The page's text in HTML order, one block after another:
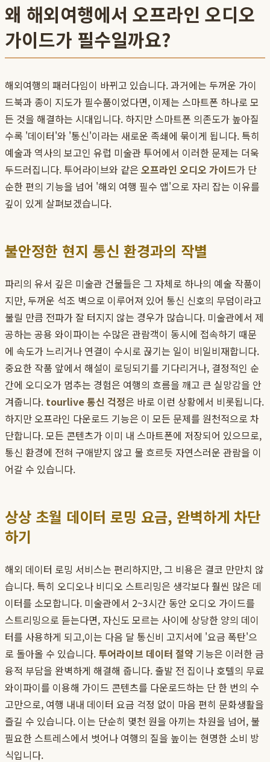
왜 해외여행에서 오프라인 오디오
가이드가 필수일까요?
해외여행의 패러다임이 바뀌고 있습니다. 과거에는 두꺼운 가이
드북과 종이 지도가 필수품이었다면, 이제는 스마트폰 하나로 모
든 것을 해결하는 시대입니다. 하지만 스마트폰 의존도가 높아질
수록 '데이터'와 '통신'이라는 새로운 족쇄에 묶이게 됩니다. 특히
예술과 역사의 보고인 유럽 미술관 투어에서 이러한 문제는 더욱
두드러집니다. 투어라이브와 같은 오프라인 오디오 가이드가 단
순한 편의 기능을 넘어 '해외 여행 필수 앱'으로 자리 잡는 이유를
깊이 있게 살펴보겠습니다.
불안정한 현지 통신 환경과의 작별
파리의 유서 깊은 미술관 건물들은 그 자체로 하나의 예술 작품이
지만, 두꺼운 석조 벽으로 이루어져 있어 통신 신호의 무덤이라고
불릴 만큼 전파가 잘 터지지 않는 경우가 많습니다. 미술관에서 제
공하는 공용 와이파이는 수많은 관람객이 동시에 접속하기 때문
에 속도가 느리거나 연결이 수시로 끊기는 일이 비일비재합니다.
중요한 작품 앞에서 해설이 로딩되기를 기다리거나, 결정적인 순
간에 오디오가 멈추는 경험은 여행의 흐름을 깨고 큰 실망감을 안
겨줍니다. tourlive 통신 걱정은 바로 이런 상황에서 비롯됩니다.
하지만 오프라인 다운로드 기능은 이 모든 문제를 원천적으로 차
단합니다. 모든 콘텐츠가 이미 내 스마트폰에 저장되어 있으므로,
통신 환경에 전혀 구애받지 않고 물 흐르듯 자연스러운 관람을 이
어갈 수 있습니다.
상상 초월 데이터 로밍 요금, 완벽하게 차단
하기
해외 데이터 로밍 서비스는 편리하지만, 그 비용은 결코 만만치 않
습니다. 특히 오디오나 비디오 스트리밍은 생각보다 훨씬 많은 데
이터를 소모합니다. 미술관에서 2~3시간 동안 오디오 가이드를
스트리밍으로 듣는다면, 자신도 모르는 사이에 상당한 양의 데이
터를 사용하게 되고,이는 다음 달 통신비 고지서에 '요금 폭탄'으
로 돌아올 수 있습니다. 투어라이브 데이터 절약 기능은 이러한 금
융적 부담을 완벽하게 해결해 줍니다. 출발 전 집이나 호텔의 무료
와이파이를 이용해 가이드 콘텐츠를 다운로드하는 단 한 번의 수
고만으로, 여행 내내 데이터 요금 걱정 없이 마음 편히 문화생활을
즐길 수 있습니다. 이는 단순히 몇천 원을 아끼는 차원을 넘어, 불
필요한 스트레스에서 벗어나 여행의 질을 높이는 현명한 소비 방
식입니다.